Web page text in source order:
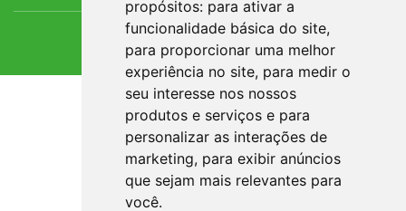
propósitos: para ativar a
funcionalidade básica do site,
para proporcionar uma melhor
experiência no site, para medir o
seu interesse nos nossos
produtos e serviços e para
personalizar as interações de
marketing, para exibir anúncios
que sejam mais relevantes para
você.